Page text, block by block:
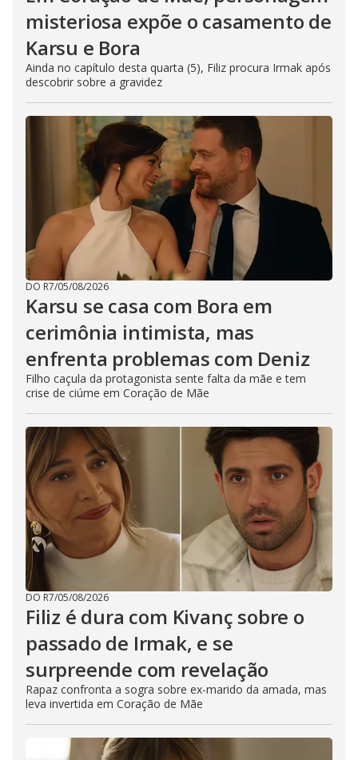
misteriosa expõe o casamento de
Karsu e Bora
Ainda no capítulo desta quarta (5), Filiz procura Irmak após
descobrir sobre a gravidez
DO R7/05/08/2026
Karsu se casa com Bora em
cerimônia intimista, mas
enfrenta problemas com Deniz
Filho caçula da protagonista sente falta da mãe e tem
crise de ciúme em Coração de Mãe
DO R7/05/08/2026
Filiz é dura com Kivanç sobre o
passado de Irmak, e se
surpreende com revelação
Rapaz confronta a sogra sobre ex-marido da amada, mas
leva invertida em Coração de Mãe